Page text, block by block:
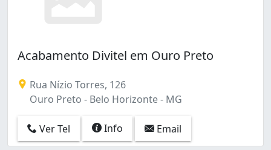
Acabamento Divitel em Ouro Preto
Rua Nízio Torres, 126
Ouro Preto - Belo Horizonte - MG
Ver Tel Info Email